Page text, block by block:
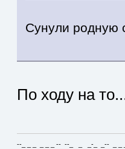
Сунули родную
По ходу на
--_ _ _ _ _ _ -- --_ _ _-_ _-- _ _